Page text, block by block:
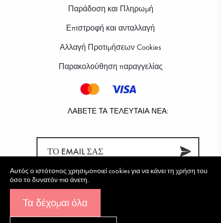
Παράδοση και Πληρωμή
Επιστροφή και ανταλλαγή
Αλλαγή Προτιμήσεων Cookies
Παρακολούθηση παραγγελίας
ΛΆΒΕΤΕ ΤΑ ΤΕΛΕΥΤΑΊΑ ΝΈΑ:
Αυτός ο ιστότοπος χρησιμοποιεί cookies για να κάνει τη χρήση του
όσο το δυνατόν πιο άνετη.
Τα δέχομαι όλα